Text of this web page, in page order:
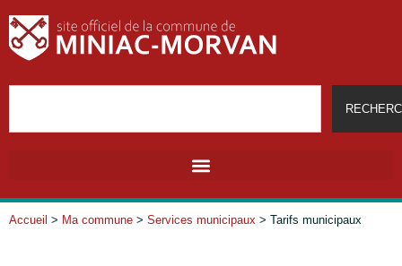
Accueil > Ma commune > Services municipaux > Tarifs municipaux